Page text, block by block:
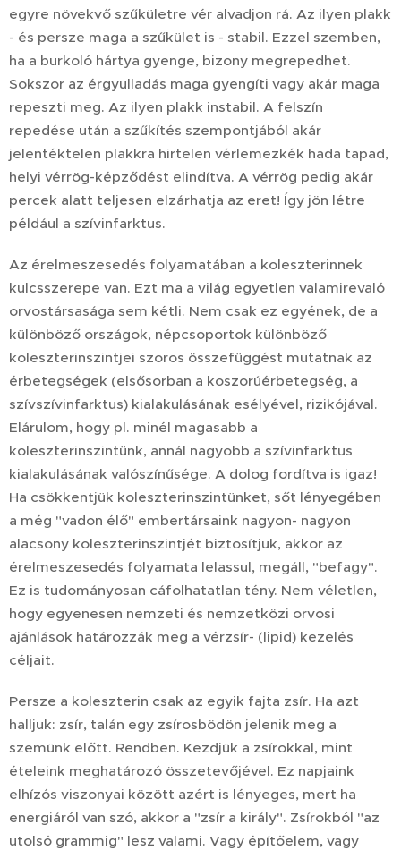
egyre növekvő szűkületre vér alvadjon rá. Az ilyen plakk
- és persze maga a szűkület is - stabil. Ezzel szemben,
ha a burkoló hártya gyenge, bizony megrepedhet.
Sokszor az érgyulladás maga gyengíti vagy akár maga
repeszti meg. Az ilyen plakk instabil. A felszín
repedése után a szűkítés szempontjából akár
jelentéktelen plakkra hirtelen vérlemezkék hada tapad,
helyi vérrög-képződést elindítva. A vérrög pedig akár
percek alatt teljesen elzárhatja az eret! Így jön létre
például a szívinfarktus.
Az érelmeszesedés folyamatában a koleszterinnek
kulcsszerepe van. Ezt ma a világ egyetlen valamirevaló
orvostársasága sem kétli. Nem csak ez egyének, de a
különböző országok, népcsoportok különböző
koleszterinszintjei szoros összefüggést mutatnak az
érbetegségek (elsősorban a koszorúérbetegség, a
szívszívinfarktus) kialakulásának esélyével, rizikójával.
Elárulom, hogy pl. minél magasabb a
koleszterinszintünk, annál nagyobb a szívinfarktus
kialakulásának valószínűsége. A dolog fordítva is igaz!
Ha csökkentjük koleszterinszintünket, sőt lényegében
a még "vadon élő" embertársaink nagyon- nagyon
alacsony koleszterinszintjét biztosítjuk, akkor az
érelmeszesedés folyamata lelassul, megáll, "befagy".
Ez is tudományosan cáfolhatatlan tény. Nem véletlen,
hogy egyenesen nemzeti és nemzetközi orvosi
ajánlások határozzák meg a vérzsír- (lipid) kezelés
céljait.
Persze a koleszterin csak az egyik fajta zsír. Ha azt
halljuk: zsír, talán egy zsírosbödön jelenik meg a
szemünk előtt. Rendben. Kezdjük a zsírokkal, mint
ételeink meghatározó összetevőjével. Ez napjaink
elhízós viszonyai között azért is lényeges, mert ha
energiáról van szó, akkor a "zsír a király". Zsírokból "az
utolsó grammig" lesz valami. Vagy építőelem, vagy